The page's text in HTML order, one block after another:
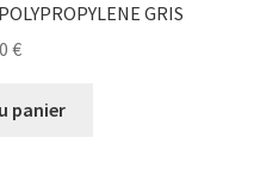
GRIS
€
panier